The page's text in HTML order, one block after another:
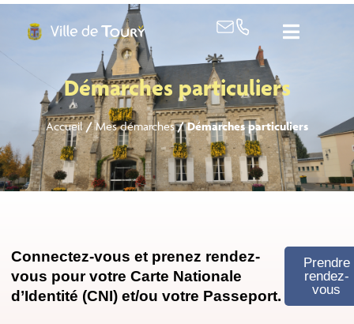
Démarches particuliers
Accueil/Mes démarches/Démarches particuliers
Connectez-vous et prenez rendez-
vous pour votre Carte Nationale
d’Identité (CNI) et/ou votre Passeport.
Prendre
rendez-
vous